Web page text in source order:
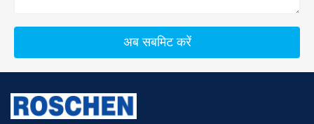
अब सबमिट करें